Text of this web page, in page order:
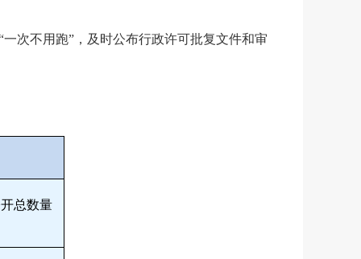
次不用跑”，及时公布行政许可批复文件和审
总数量